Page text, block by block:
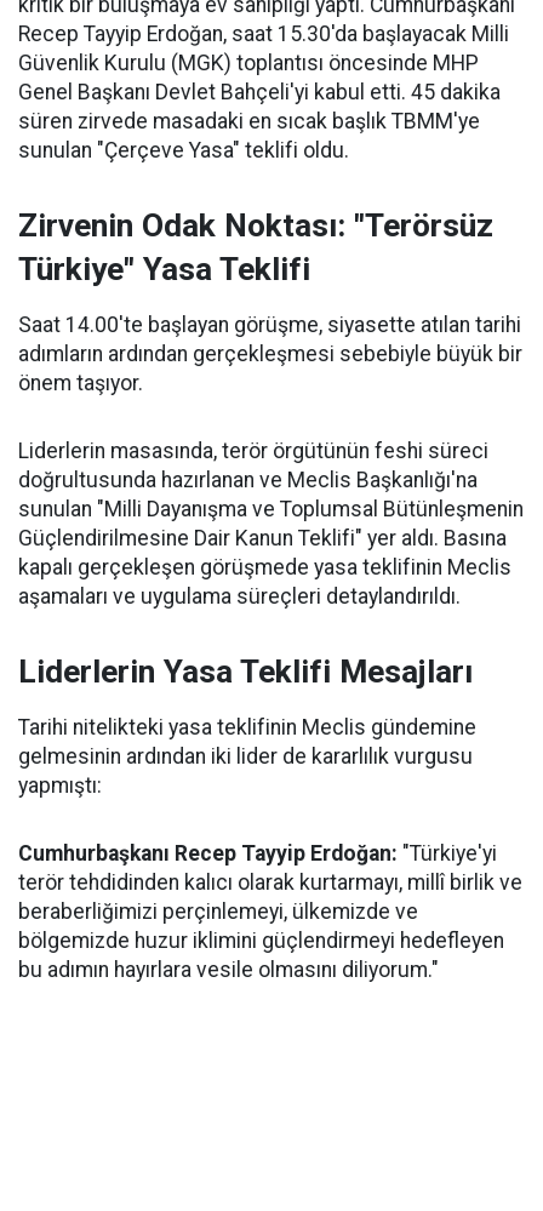
kritik bir buluşmaya ev sahipliği yaptı. Cumhurbaşkanı
Recep Tayyip Erdoğan, saat 15.30'da başlayacak Milli
Güvenlik Kurulu (MGK) toplantısı öncesinde MHP
Genel Başkanı Devlet Bahçeli'yi kabul etti. 45 dakika
süren zirvede masadaki en sıcak başlık TBMM'ye
sunulan "Çerçeve Yasa" teklifi oldu.
Zirvenin Odak Noktası: "Terörsüz
Türkiye" Yasa Teklifi
Saat 14.00'te başlayan görüşme, siyasette atılan tarihi
adımların ardından gerçekleşmesi sebebiyle büyük bir
önem taşıyor.
Liderlerin masasında, terör örgütünün feshi süreci
doğrultusunda hazırlanan ve Meclis Başkanlığı'na
sunulan "Milli Dayanışma ve Toplumsal Bütünleşmenin
Güçlendirilmesine Dair Kanun Teklifi" yer aldı. Basına
kapalı gerçekleşen görüşmede yasa teklifinin Meclis
aşamaları ve uygulama süreçleri detaylandırıldı.
Liderlerin Yasa Teklifi Mesajları
Tarihi nitelikteki yasa teklifinin Meclis gündemine
gelmesinin ardından iki lider de kararlılık vurgusu
yapmıştı:
Cumhurbaşkanı Recep Tayyip Erdoğan: "Türkiye'yi
terör tehdidinden kalıcı olarak kurtarmayı, millî birlik ve
beraberliğimizi perçinlemeyi, ülkemizde ve
bölgemizde huzur iklimini güçlendirmeyi hedefleyen
bu adımın hayırlara vesile olmasını diliyorum."